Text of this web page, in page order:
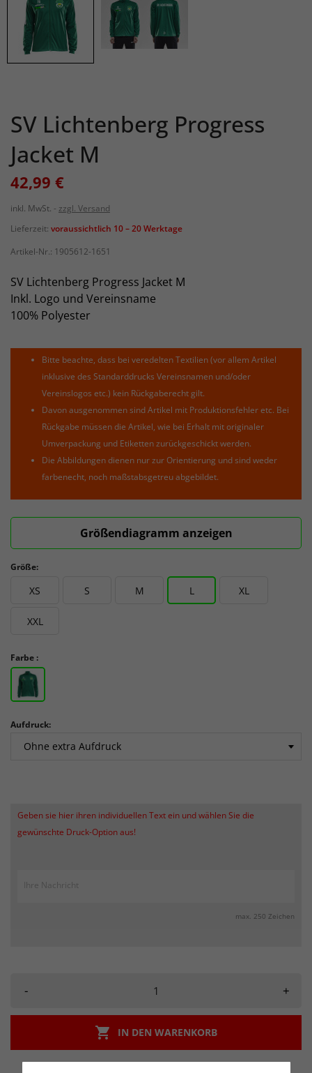
SV Lichtenberg Progress
Jacket M
42,99 €
inkl. MwSt.
zzgl. Versand
Lieferzeit: voraussichtlich 10 – 20 Werktage
Artikel-Nr.: 1905612-1651
SV Lichtenberg Progress Jacket M
Inkl. Logo und Vereinsname
100% Polyester
Bitte beachte, dass bei veredelten Textilien (vor allem Artikel
inklusive des Standarddrucks Vereinsnamen und/oder
Vereinslogos etc.) kein Rückgaberecht gilt.
Davon ausgenommen sind Artikel mit Produktionsfehler etc. Bei
Rückgabe müssen die Artikel, wie bei Erhalt mit originaler
Umverpackung und Etiketten zurückgeschickt werden.
Die Abbildungen dienen nur zur Orientierung und sind weder
farbenecht, noch maßstabsgetreu abgebildet.
Größendiagramm anzeigen
Größe:
XS S M L XL
XXL
Farbe :
Aufdruck:
Geben sie hier ihren individuellen Text ein und wählen Sie die
gewünschte Druck-Option aus!
max. 250 Zeichen
- +
 IN DEN WARENKORB